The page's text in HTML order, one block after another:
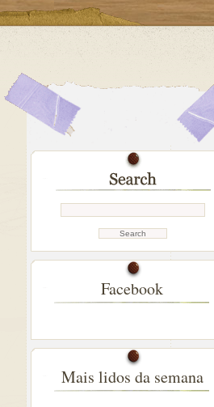
Facebook
Mais lidos da semana